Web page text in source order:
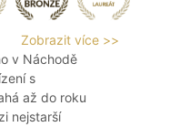
Zobrazit více >>
v Náchodě
s
až do roku
nejstarší